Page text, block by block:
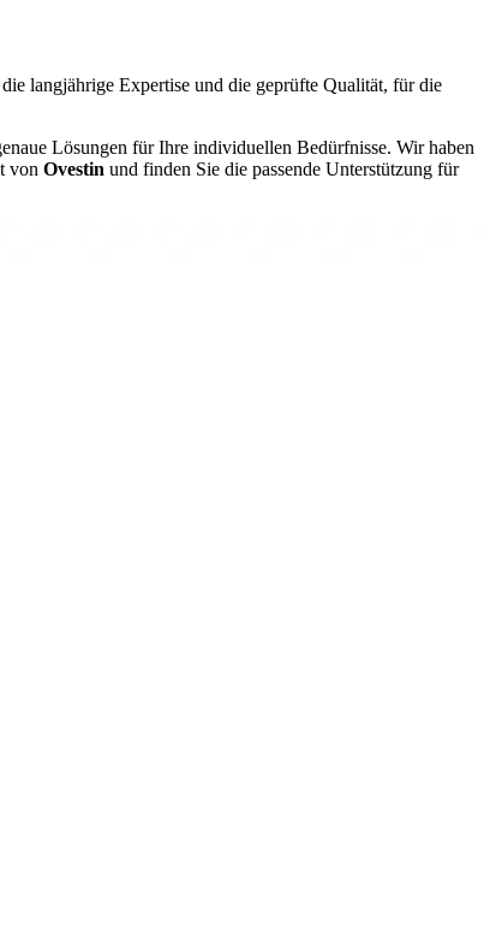
langjährige Expertise und die geprüfte Qualität, für die
Lösungen für Ihre individuellen Bedürfnisse. Wir haben
von Ovestin und finden Sie die passende Unterstützung für